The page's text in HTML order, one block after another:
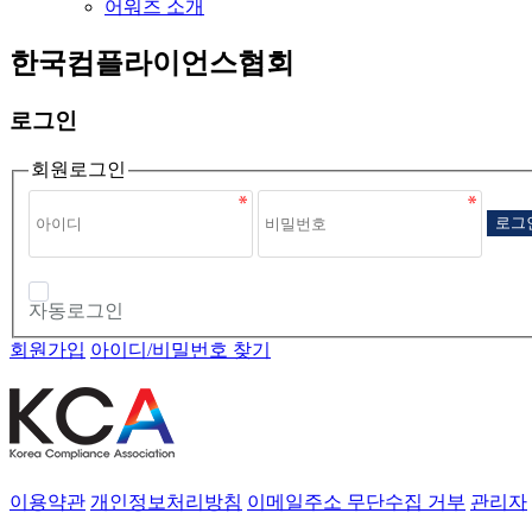
어워즈 소개
한국컴플라이언스협회
로그인
회원로그인
로그
자동로그인
회원가입 아이디/비밀번호 찾기
이용약관 개인정보처리방침 이메일주소 무단수집 거부 관리자